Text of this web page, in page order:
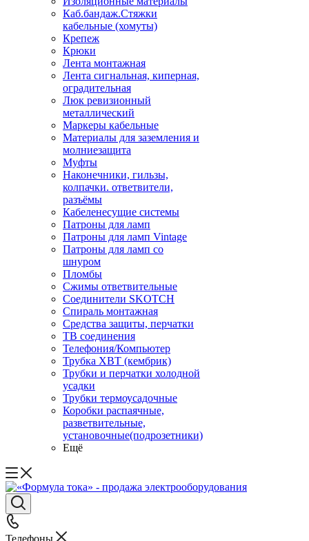
Каб.бандаж.Стяжки
кабельные (хомуты)
Крепеж
Крюки
Лента монтажная
Лента сигнальная, киперная,
оградительная
Люк ревизионный
металлический
Маркеры кабельные
Материалы для заземления и
молниезащита
Муфты
Наконечники, гильзы,
колпачки. ответвители,
разъёмы
Кабеленесущие системы
Патроны для ламп
Патроны для ламп Vintage
Патроны для ламп со
шнуром
Пломбы
Сжимы ответвительные
Соединители SKOTCH
Спираль монтажная
Средства защиты, перчатки
ТВ соединения
Телефония/Компьютер
Трубка ХВТ (кембрик)
Трубки и перчатки холодной
усадки
Трубки термоусадочные
Коробки распаячные,
разветвительные,
установочные(подрозетники)
Ещё